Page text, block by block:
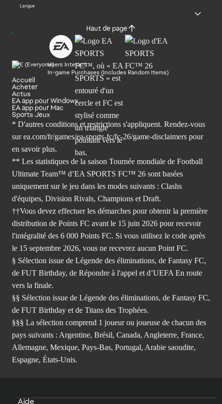
Langue
Haut de page
Users Interact
In-game Purchases (Includes Random Items)
Accueil
Acheter
Actus
EA app pour Windows
EA app pour Mac
Sports Jeux
* D'autres conditions et restrictions s'appliquent. Rendez-vous
sur ea.com/fr/games/ea-sports-fc/fc-26/game-disclaimers pour
en savoir plus.
** Les statistiques de la saison Tournée mondiale de Football
Ultimate Team™ d’EA SPORTS FC™ 26 sont basées
uniquement sur le jeu dans les modes suivants : Clashs
d'équipes, Division Rivals, Champions et Draft.
††Vous devez effectuer les démarches pour obtenir la première
distribution de Points FC avant le 15 juin 2026 pour recevoir
l'intégralité des 6 000 Points FC. Si vous utilisez le code après
le 15 septembre 2026, vous ne recevrez aucun Point FC.
§ Sélection issue de Légende des éliminations, de Fantasy FC,
de FUT Birthday, de Répondre à l'appel et d’UEFA En route
vers la finale.
§§ Sélection issue de Légende des éliminations, de Fantasy FC,
de FUT Birthday et de Titans des Trophées.
§§§ La sélection comprend 1 joueur ou joueuse de chacun des
pays suivants : Argentine, Brésil, Canada, Angleterre, France,
Allemagne, Mexique, Pays-Bas, Portugal, Arabie saoudite,
Espagne, États-Unis.
Aide